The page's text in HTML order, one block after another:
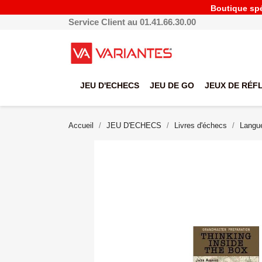
Boutique
Service Client au 01.41.66.30.00
JEU D'ECHECS JEU DE GO JEUX DE
Accueil JEU D'ECHECS Livres d'échecs